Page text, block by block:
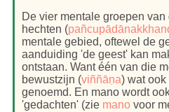
De vier mentale groepen
hechten (
mentale gebied, oftewel de
aanduiding 'de geest' kan
ontstaan. Want één van die
bewustzijn (viññāṇa) wat
genoemd. En mano wordt
'gedachten' (zie manovoor